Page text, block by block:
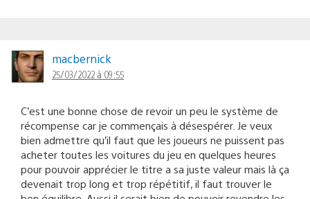
macbernick
25/03/2022 à 09:55
C’est une bonne chose de revoir un peu le système de
récompense car je commençais à désespérer. Je veux
bien admettre qu’il faut que les joueurs ne puissent pas
acheter toutes les voitures du jeu en quelques heures
pour pouvoir apprécier le titre a sa juste valeur mais là ça
devenait trop long et trop répétitif, il faut trouver le